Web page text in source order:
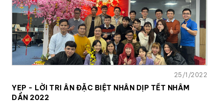
25/1/2022
YEP - LỜI TRI ÂN ĐẶC BIỆT NHÂN DỊP TẾT NHÂM
DẦN 2022